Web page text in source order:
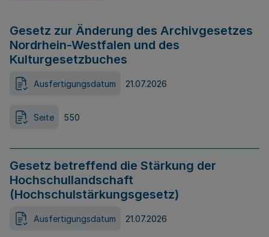
Gesetz zur Änderung des Archivgesetzes
Nordrhein-Westfalen und des
Kulturgesetzbuches
Ausfertigungsdatum 21.07.2026
Seite 550
Gesetz betreffend die Stärkung der
Hochschullandschaft
(Hochschulstärkungsgesetz)
Ausfertigungsdatum 21.07.2026